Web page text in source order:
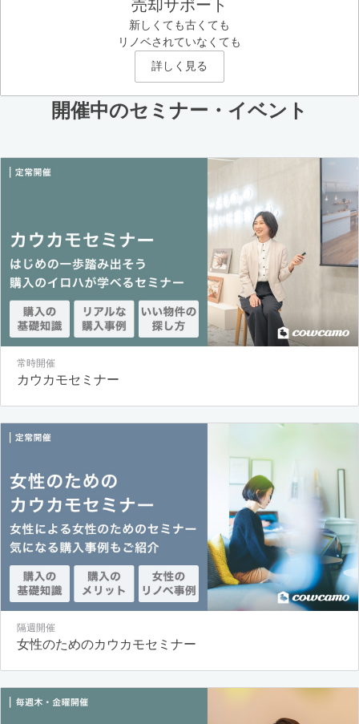
売却サポート
新しくても古くても
リノベされていなくても
詳しく見る
開催中のセミナー・イベント
常時開催
カウカモセミナー
隔週開催
女性のためのカウカモセミナー